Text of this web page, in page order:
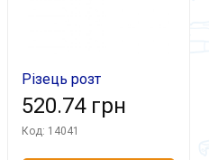
Різець розт
25х25х240 ВК8 гл.
520.74 грн
Код: 14041